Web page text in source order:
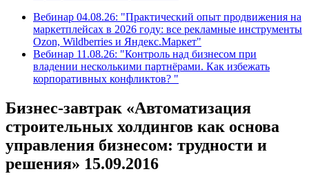
Вебинар 04.08.26: "Практический опыт продвижения на
маркетплейсах в 2026 году: все рекламные инструменты
Ozon, Wildberries и Яндекс.Маркет"
Вебинар 11.08.26: "Контроль над бизнесом при
владении несколькими партнёрами. Как избежать
корпоративных конфликтов? "
Бизнес-завтрак «Автоматизация
строительных холдингов как основа
управления бизнесом: трудности и
решения» 15.09.2016